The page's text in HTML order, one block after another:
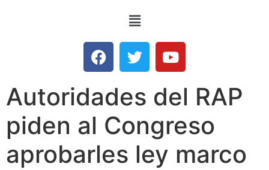
Autoridades del RAP
piden al Congreso
aprobarles ley marco